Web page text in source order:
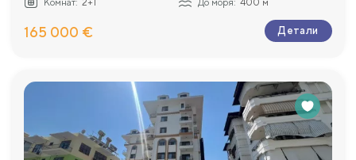
Комнат: 2+1 До моря: 400 м
165 000 € Детали